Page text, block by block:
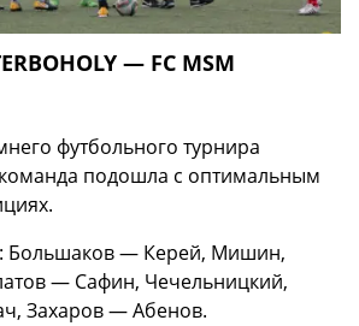
— FC MSM
футбольного турнира
подошла с оптимальным
Большаков — Керей, Мишин,
— Сафин, Чечельницкий,
Захаров — Абенов.